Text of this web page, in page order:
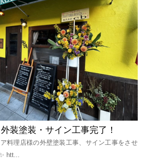
装塗装・サイン工事完了！
料理店様の外壁塗装工事、サイン工事をさせ
htt...